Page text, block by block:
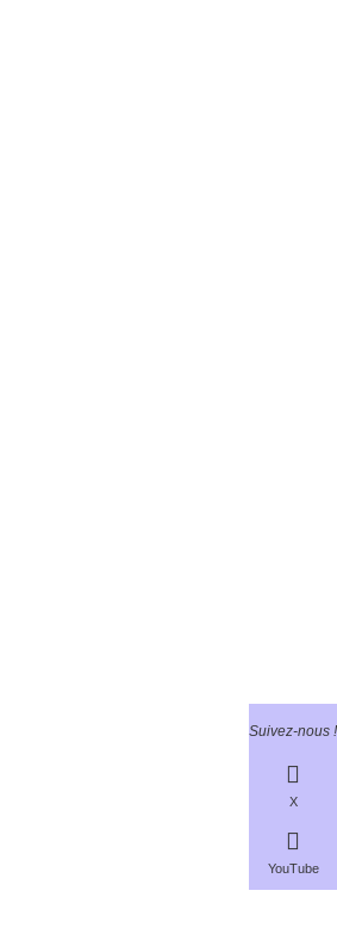
Suivez-nous !
X
YouTube